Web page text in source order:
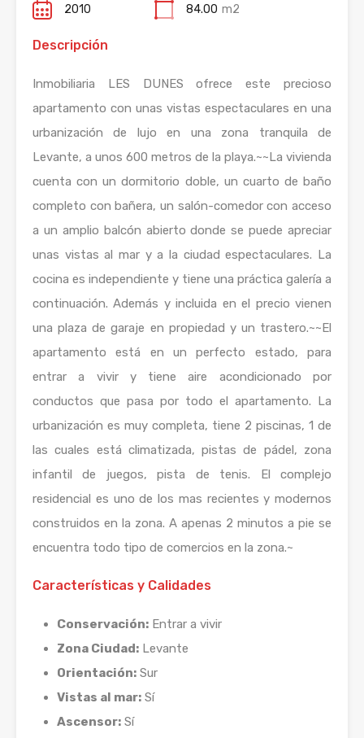
2010 84.00 m2
Descripción
Inmobiliaria LES DUNES ofrece este precioso
apartamento con unas vistas espectaculares en una
urbanización de lujo en una zona tranquila de
Levante, a unos 600 metros de la playa.~~La vivienda
cuenta con un dormitorio doble, un cuarto de baño
completo con bañera, un salón-comedor con acceso
a un amplio balcón abierto donde se puede apreciar
unas vistas al mar y a la ciudad espectaculares. La
cocina es independiente y tiene una práctica galería a
continuación. Además y incluida en el precio vienen
una plaza de garaje en propiedad y un trastero.~~El
apartamento está en un perfecto estado, para
entrar a vivir y tiene aire acondicionado por
conductos que pasa por todo el apartamento. La
urbanización es muy completa, tiene 2 piscinas, 1 de
las cuales está climatizada, pistas de pádel, zona
infantil de juegos, pista de tenis. El complejo
residencial es uno de los mas recientes y modernos
construidos en la zona. A apenas 2 minutos a pie se
encuentra todo tipo de comercios en la zona.~
Características y Calidades
Conservación: Entrar a vivir
Zona Ciudad: Levante
Orientación: Sur
Vistas al mar: Sí
Ascensor: Sí